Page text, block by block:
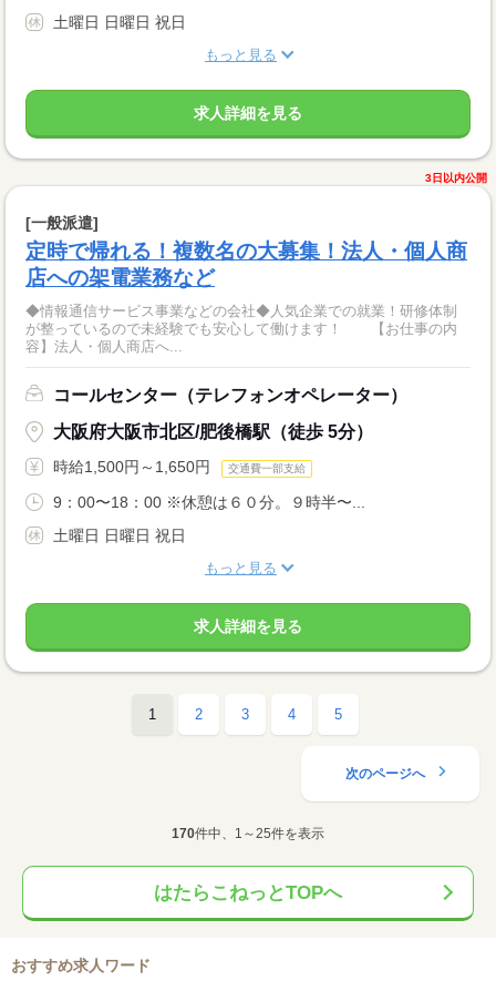
土曜日 日曜日 祝日
もっと見る
求人詳細を見る
3日以内公開
[一般派遣]
定時で帰れる！複数名の大募集！法人・個人商
店への架電業務など
◆情報通信サービス事業などの会社◆人気企業での就業！研修体制
が整っているので未経験でも安心して働けます！ 【お仕事の内
容】法人・個人商店へ...
コールセンター（テレフォンオペレーター）
大阪府大阪市北区/肥後橋駅（徒歩 5分）
時給1,500円～1,650円 交通費一部支給
9：00〜18：00 ※休憩は６０分。９時半〜...
土曜日 日曜日 祝日
もっと見る
求人詳細を見る
1 2 3 4 5
次のページへ
170件中、1～25件を表示
はたらこねっとTOPへ
おすすめ求人ワード